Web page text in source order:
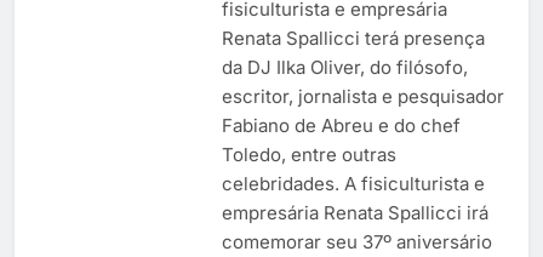
fisiculturista e empresária
Renata Spallicci terá presença
da DJ Ilka Oliver, do filósofo,
escritor, jornalista e pesquisador
Fabiano de Abreu e do chef
Toledo, entre outras
celebridades. A fisiculturista e
empresária Renata Spallicci irá
comemorar seu 37º aniversário